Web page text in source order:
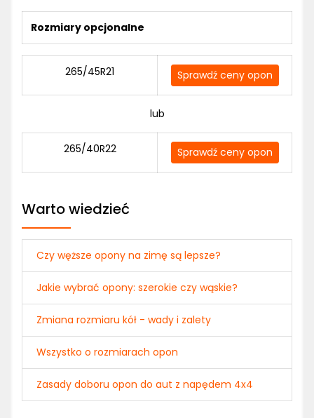
Rozmiary opcjonalne
265/45R21 Sprawdź ceny opon
lub
265/40R22 Sprawdź ceny opon
Warto wiedzieć
Czy węższe opony na zimę są lepsze?
Jakie wybrać opony: szerokie czy wąskie?
Zmiana rozmiaru kół - wady i zalety
Wszystko o rozmiarach opon
Zasady doboru opon do aut z napędem 4x4